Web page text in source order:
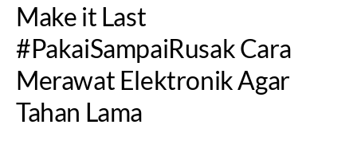
Make it Last
#PakaiSampaiRusak Cara
Merawat Elektronik Agar
Tahan Lama